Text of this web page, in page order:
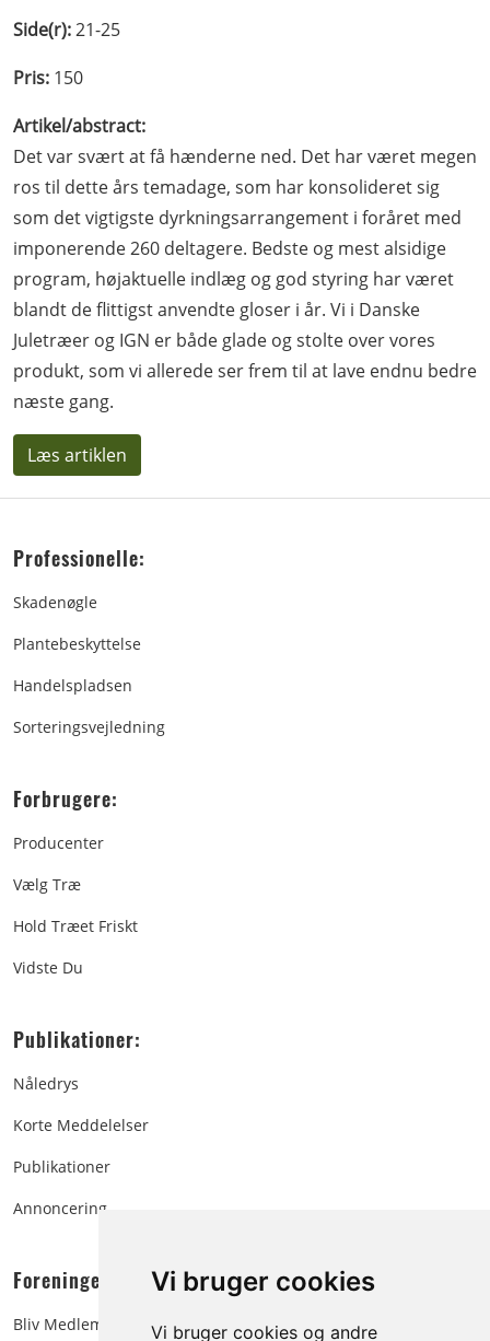
Vi bruger cookies
Vi bruger cookies og andre
Side(r):21-25
Pris: 150
Artikel/abstract:
Det var svært at få hænderne ned. Det har været megen
ros til dette års temadage, som har konsolideret sig
som det vigtigste dyrkningsarrangement i foråret med
imponerende 260 deltagere. Bedste og mest alsidige
program, højaktuelle indlæg og god styring har været
blandt de flittigst anvendte gloser i år. Vi i Danske
Juletræer og IGN er både glade og stolte over vores
produkt, som vi allerede ser frem til at lave endnu bedre
næste gang.
Læs artiklen
Professionelle:
Skadenøgle
Plantebeskyttelse
Handelspladsen
Sorteringsvejledning
Forbrugere:
Producenter
Vælg Træ
Hold Træet Friskt
Vidste Du
Publikationer:
Nåledrys
Korte Meddelelser
Publikationer
Annoncering
Foreningen:
Bliv Medlem